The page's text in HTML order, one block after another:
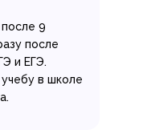
9
после
и ЕГЭ.
в школе